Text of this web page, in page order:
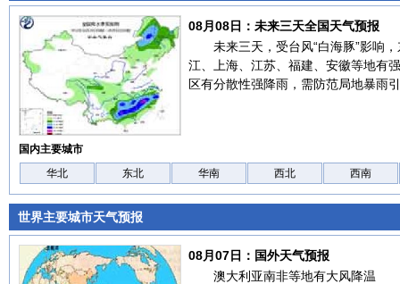
08月08日：未来三天全国天气预报
未来三天，受台风“白海豚”影响
江、上海、江苏、福建、安徽等地有
区有分散性强降雨，需防范局地暴雨
国内主要城市
华北
东北 华南 西北 西南
世界主要城市天气预报
08月07日：国外天气预报
澳大利亚南非等地有大风降温